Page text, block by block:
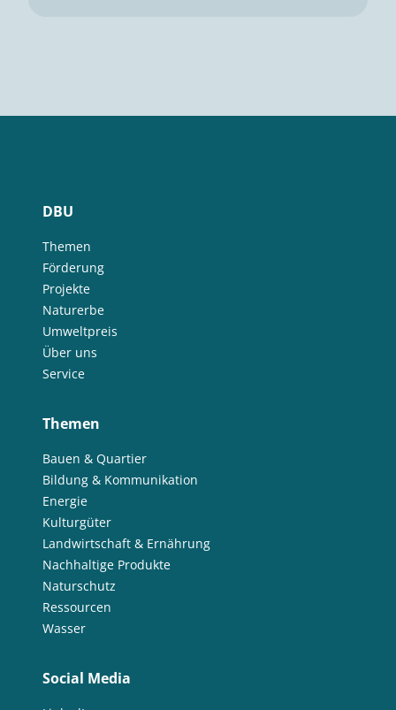
DBU
Themen
Förderung
Projekte
Naturerbe
Umweltpreis
Über uns
Service
Themen
Bauen & Quartier
Bildung & Kommunikation
Energie
Kulturgüter
Landwirtschaft & Ernährung
Nachhaltige Produkte
Naturschutz
Ressourcen
Wasser
Social Media